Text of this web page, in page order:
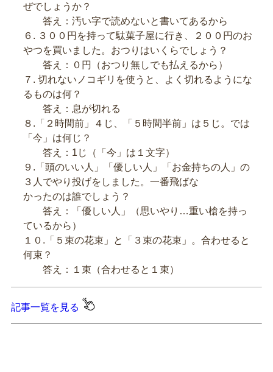
ぜでしょうか？
答え：汚い字で読めないと書いてあるから
６. ３００円を持って駄菓子屋に行き、２００円のお
やつを買いました。おつりはいくらでしょう？
答え：０円（おつり無しでも払えるから）
７. 切れないノコギリを使うと、よく切れるようにな
るものは何？
答え：息が切れる
８.「２時間前」４じ、「５時間半前」は５じ。では
「今」は何じ？
答え：1じ（「今」は１文字）
９.「頭のいい人」「優しい人」「お金持ちの人」の
３人でやり投げをしました。一番飛ばな
かったのは誰でしょう？
答え：「優しい人」（思いやり…重い槍を持っ
ているから）
１０.「５束の花束」と「３束の花束」。合わせると
何束？
答え：１束（合わせると１束）
記事一覧を見る